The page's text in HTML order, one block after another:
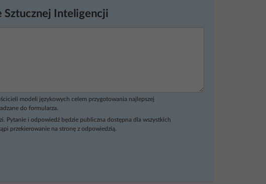
Sztucznej Inteligencji
modeli językowych celem przygotowania najlepszej
do formularza.
Pytanie i odpowiedź będzie publiczna dostępna dla wszystkich
przekierowanie na stronę z odpowiedzią.